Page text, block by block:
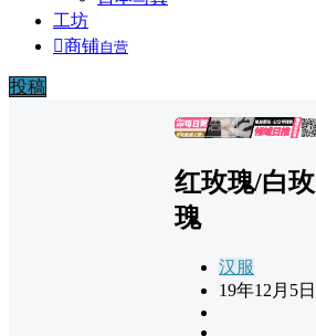
工坊
商铺自营
投稿
广告
红玫瑰/白玫
瑰
汉服
19年12月5日